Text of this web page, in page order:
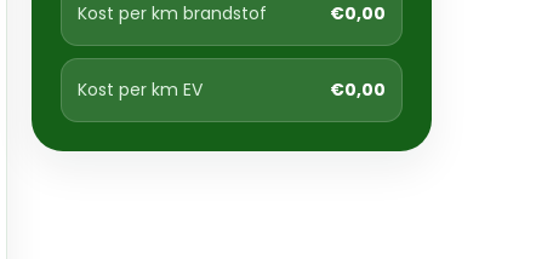
Kost per km brandstof €0,00
Kost per km EV €0,00